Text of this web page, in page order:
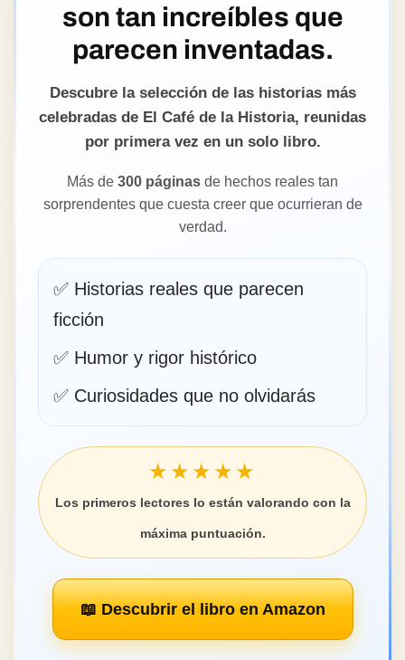
son tan increíbles que
parecen inventadas.
Descubre la selección de las historias más
celebradas de El Café de la Historia, reunidas
por primera vez en un solo libro.
Más de 300 páginas de hechos reales tan
sorprendentes que cuesta creer que ocurrieran de
verdad.
✅ Historias reales que parecen
ficción
✅ Humor y rigor histórico
✅ Curiosidades que no olvidarás
★★★★★
Los primeros lectores lo están valorando con la
máxima puntuación.
📖 Descubrir el libro en Amazon